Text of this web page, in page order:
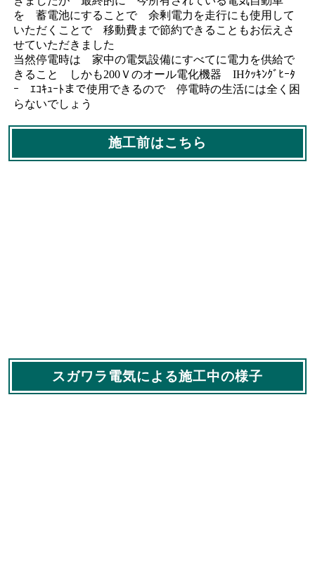
を 蓄電池にすることで 余剰電力を走行にも使用して
いただくことで 移動費まで節約できることもお伝えさ
せていただきました
当然停電時は 家中の電気設備にすべてに電力を供給で
きること しかも200Ｖのオール電化機器 IHｸｯｷﾝｸﾞﾋｰﾀ
ｰ ｴｺｷｭｰﾄまで使用できるので 停電時の生活には全く困
らないでしょう
施工前はこちら
スガワラ電気による施工中の様子